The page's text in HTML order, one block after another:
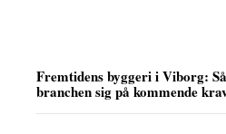
Fremtidens byggeri i Viborg:
branchen sig på kommende